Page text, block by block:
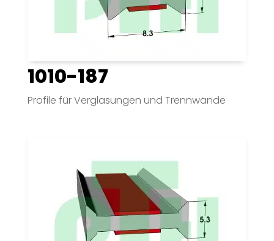
1010-187
Profile für Verglasungen und Trennwände